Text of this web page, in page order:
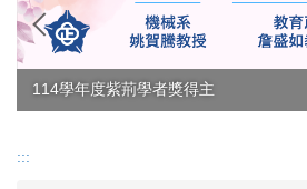
114學年度紫荊學者獎得主
:::